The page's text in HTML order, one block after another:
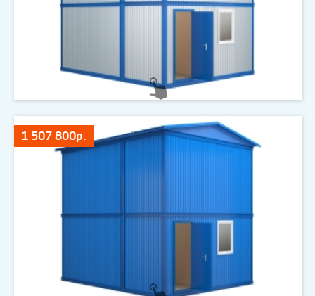
1 507 800р.